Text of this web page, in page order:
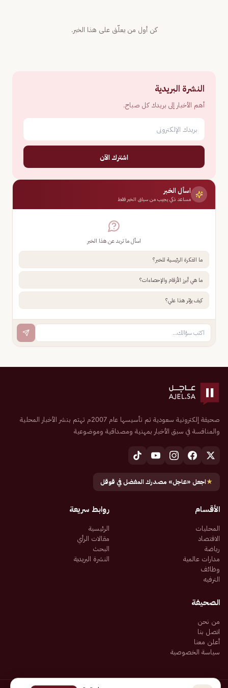
كن أول من يعلّق على هذا الخبر.
النشرة البريدية
أهم الأخبار إلى بريدك كل صباح.
اشترك الآن
اسأل الخبر
مساعد ذكي يجيب من سياق الخبر فقط
اسأل ما تريد عن هذا الخبر
ما الفكرة الرئيسية للخبر؟
ما هي أبرز الأرقام والإحصاءات؟
كيف يؤثر هذا علي؟
صحيفة إلكترونية سعودية تم تأسيسها عام 2007م تهتم بنشر الأخبار المحلية
والمنافسة في سبق الأخبار بمهنية ومصداقية وموضوعية
★اجعل «عاجل» مصدرك المفضل في قوقل
الأقسام
المحليات
الاقتصاد
رياضة
مدارات عالمية
وظائف
الترفيه
روابط سريعة
الرئيسية
مقالات الرأي
البحث
النشرة البريدية
الصحيفة
من نحن
اتصل بنا
أعلن معنا
سياسة الخصوصية